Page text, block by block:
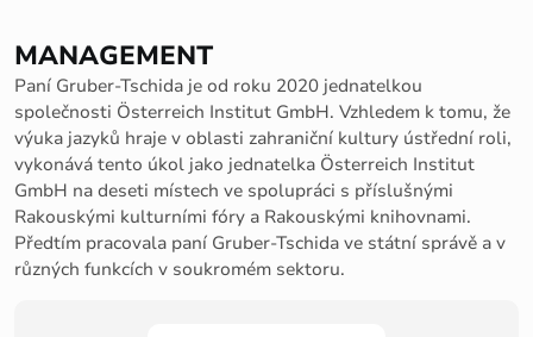
MANAGEMENT
Paní Gruber-Tschida je od roku 2020 jednatelkou
společnosti Österreich Institut GmbH. Vzhledem k tomu, že
výuka jazyků hraje v oblasti zahraniční kultury ústřední roli,
vykonává tento úkol jako jednatelka Österreich Institut
GmbH na deseti místech ve spolupráci s příslušnými
Rakouskými kulturními fóry a Rakouskými knihovnami.
Předtím pracovala paní Gruber-Tschida ve státní správě a v
různých funkcích v soukromém sektoru.